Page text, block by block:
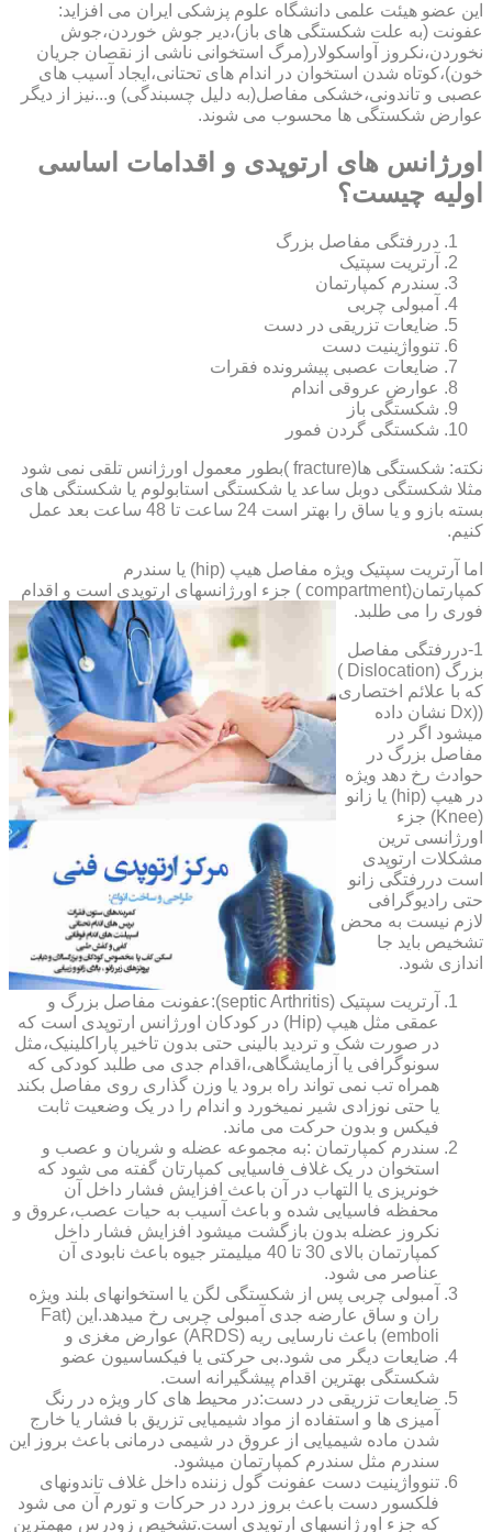
این عضو هیئت علمی دانشگاه علوم پزشکی ایران می افزاید:
عفونت (به علت شکستگی های باز)،دیر جوش خوردن،جوش
نخوردن،نکروز آواسکولار(مرگ استخوانی ناشی از نقصان جریان
خون)،کوتاه شدن استخوان در اندام های تحتانی،ایجاد آسیب های
عصبی و تاندونی،خشکی مفاصل(به دلیل چسبندگی) و...نیز از دیگر
عوارض شکستگی ها محسوب می شوند.
اورژانس های ارتوپدی و اقدامات اساسی
اولیه چیست؟
دررفتگی مفاصل بزرگ
آرتریت سپتیک
سندرم کمپارتمان
آمبولی چربی
ضایعات تزریقی در دست
تنوواژینیت دست
ضایعات عصبی پیشرونده فقرات
عوارض عروقی اندام
شکستگی باز
شکستگی گردن فمور
نکته: شکستگی ها(fracture )بطور معمول اورژانس تلقی نمی شود
مثلا شکستگی دوبل ساعد یا شکستگی استابولوم یا شکستگی های
بسته بازو و یا ساق را بهتر است 24 ساعت تا 48 ساعت بعد عمل
کنیم.
اما آرتریت سپتیک ویژه مفاصل هیپ (hip) یا سندرم
کمپارتمان(compartment ) جزء اورژانسهای ارتوپدی است و اقدام
فوری را می طلبد.
1-دررفتگی مفاصل
بزرگ (Dislocation )
که با علائم اختصاری
((Dx نشان داده
میشود اگر در
مفاصل بزرگ در
حوادث رخ دهد ویژه
در هیپ (hip) یا زانو
(Knee) جزء
اورژانسی ترین
مشکلات ارتوپدی
است دررفتگی زانو
حتی رادیوگرافی
لازم نیست به محض
تشخیص باید جا
اندازی شود.
آرتریت سپتیک (septic Arthritis):عفونت مفاصل بزرگ و
عمقی مثل هیپ (Hip) در کودکان اورژانس ارتوپدی است که
در صورت شک و تردید بالینی حتی بدون تاخیر پاراکلینیک،مثل
سونوگرافی یا آزمایشگاهی،اقدام جدی می طلبد کودکی که
همراه تب نمی تواند راه برود یا وزن گذاری روی مفاصل بکند
یا حتی نوزادی شیر نمیخورد و اندام را در یک وضعیت ثابت
فیکس و بدون حرکت می ماند.
سندرم کمپارتمان :به مجموعه عضله و شریان و عصب و
استخوان در یک غلاف فاسیایی کمپارتان گفته می شود که
خونریزی یا التهاب در آن باعث افزایش فشار داخل آن
محفظه فاسیایی شده و باعث آسیب به حیات عصب،عروق و
نکروز عضله بدون بازگشت میشود افزایش فشار داخل
کمپارتمان بالای 30 تا 40 میلیمتر جیوه باعث نابودی آن
عناصر می شود.
آمبولی چربی پس از شکستگی لگن یا استخوانهای بلند ویژه
ران و ساق عارضه جدی آمبولی چربی رخ میدهد.این (Fat
emboli) باعث نارسایی ریه (ARDS) عوارض مغزی و
ضایعات دیگر می شود.بی حرکتی یا فیکساسیون عضو
شکستگی بهترین اقدام پیشگیرانه است.
ضایعات تزریقی در دست:در محیط های کار ویژه در رنگ
آمیزی ها و استفاده از مواد شیمیایی تزریق با فشار یا خارج
شدن ماده شیمیایی از عروق در شیمی درمانی باعث بروز این
سندرم مثل سندرم کمپارتمان میشود.
تنوواژینیت دست عفونت گول زننده داخل غلاف تاندونهای
فلکسور دست باعث بروز درد در حرکات و تورم آن می شود
که جزء اورژانسهای ارتوپدی است.تشخیص زودرس مهمترین